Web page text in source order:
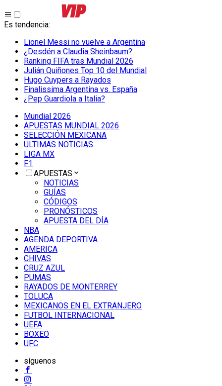
Es tendencia:
Lionel Messi no vuelve a Argentina
¿Desdén a Claudia Sheinbaum?
Ranking FIFA tras Mundial 2026
Julián Quiñones Top 10 del Mundial
Hugo Cuypers a Rayados
Finalissima Argentina vs. España
¿Pep Guardiola a Italia?
Mundial 2026
APUESTAS MUNDIAL 2026
SELECCIÓN MEXICANA
ULTIMAS NOTICIAS
LIGA MX
F1
APUESTAS
NOTICIAS
GUÍAS
CÓDIGOS
PRONÓSTICOS
APUESTA DEL DÍA
NBA
AGENDA DEPORTIVA
AMERICA
CHIVAS
CRUZ AZUL
PUMAS
RAYADOS DE MONTERREY
TOLUCA
MEXICANOS EN EL EXTRANJERO
FUTBOL INTERNACIONAL
UEFA
BOXEO
UFC
síguenos